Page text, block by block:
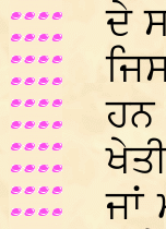
ਦੇ
ਜਾਂ